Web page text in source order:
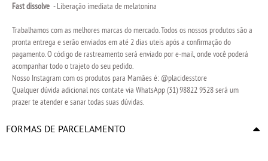
Fast dissolve - Liberação imediata de melatonina
Trabalhamos com as melhores marcas do mercado. Todos os nossos produtos são a
pronta entrega e serão enviados em até 2 dias uteis após a confirmação do
pagamento. O código de rastreamento será enviado por e-mail, onde você poderá
acompanhar todo o trajeto do seu pedido.
Nosso Instagram com os produtos para Mamães é: @placidesstore
Qualquer dúvida adicional nos contate via WhatsApp (31) 98822 9528 será um
prazer te atender e sanar todas suas dúvidas.
FORMAS DE PARCELAMENTO